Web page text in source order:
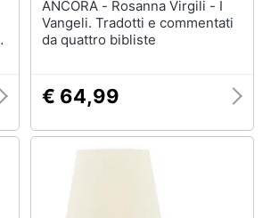
ANCORA - Rosanna Virgili - I
Vangeli. Tradotti e commentati
da quattro bibliste
€ 64,99